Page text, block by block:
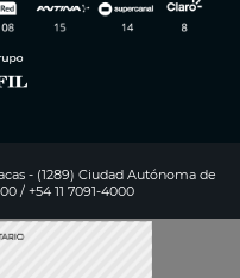
- (1289) Ciudad Autónoma de
/ +54 11 7091-4000